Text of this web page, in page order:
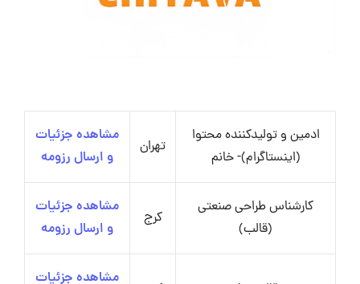
ادمین و تولیدکننده محتوا
(اینستاگرام)- خانم
تهران
مشاهده جزئیات
و ارسال رزومه
کارشناس طراحی صنعتی
(قالب)
کرج
مشاهده جزئیات
و ارسال رزومه
مشاهده جزئیات